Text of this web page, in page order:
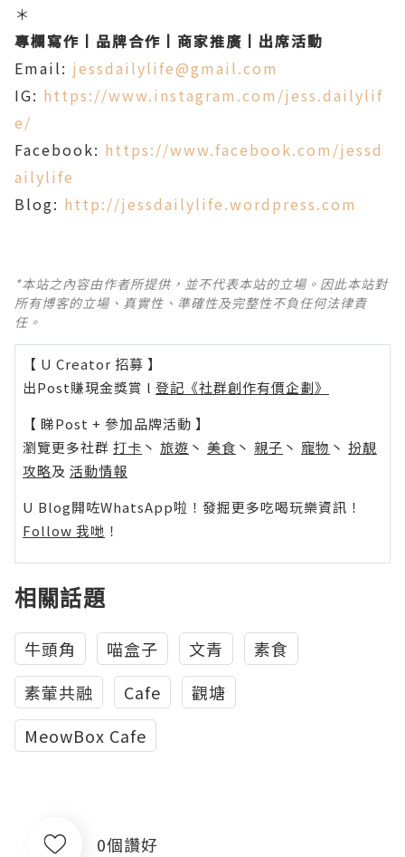
＊
專欄寫作丨品牌合作丨商家推廣丨出席活動
Email: jessdailylife@gmail.com
IG: https://www.instagram.com/jess.dailylif
e/
Facebook: https://www.facebook.com/jessd
ailylife
Blog: http://jessdailylife.wordpress.com
*本站之內容由作者所提供，並不代表本站的立場。因此本站對
所有博客的立場、真實性、準確性及完整性不負任何法律責
任。
【 U Creator 招募 】
出Post賺現金獎賞 l 登記《社群創作有價企劃》
【 睇Post + 參加品牌活動 】
瀏覽更多社群 打卡 丶 旅遊 丶 美食 丶 親子 丶 寵物 丶 扮靚
攻略及 活動情報
U Blog開咗WhatsApp啦！發掘更多吃喝玩樂資訊！
Follow 我哋 ！
相關話題
牛頭角 喵盒子 文青
素食
素葷共融
Cafe
觀塘
MeowBox Cafe
0個讚好